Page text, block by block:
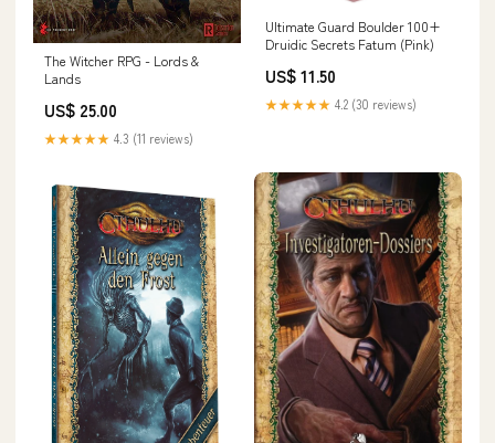
The Witcher RPG - Lords &
Lands
US$ 25.00
★★★★★ 4.3 (11 reviews)
Ultimate Guard Boulder 100+
Druidic Secrets Fatum (Pink)
US$ 11.50
★★★★★ 4.2 (30 reviews)